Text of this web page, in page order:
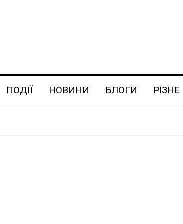
ПОДІЇ НОВИНИ БЛОГИ РІЗНЕ